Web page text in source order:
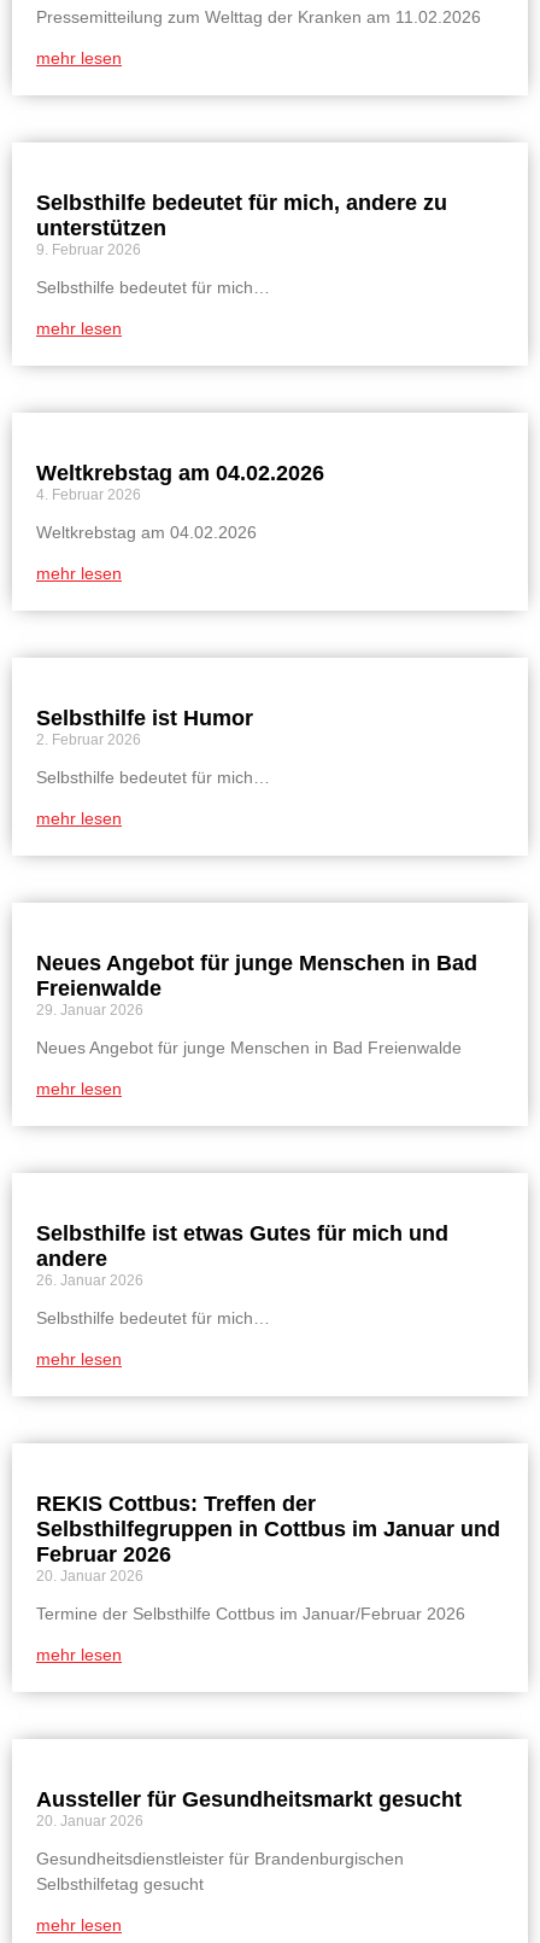
Pressemitteilung zum Welttag der Kranken am 11.02.2026
mehr lesen
Selbsthilfe bedeutet für mich, andere zu
unterstützen
9. Februar 2026
Selbsthilfe bedeutet für mich…
mehr lesen
Weltkrebstag am 04.02.2026
4. Februar 2026
Weltkrebstag am 04.02.2026
mehr lesen
Selbsthilfe ist Humor
2. Februar 2026
Selbsthilfe bedeutet für mich…
mehr lesen
Neues Angebot für junge Menschen in Bad
Freienwalde
29. Januar 2026
Neues Angebot für junge Menschen in Bad Freienwalde
mehr lesen
Selbsthilfe ist etwas Gutes für mich und
andere
26. Januar 2026
Selbsthilfe bedeutet für mich…
mehr lesen
REKIS Cottbus: Treffen der
Selbsthilfegruppen in Cottbus im Januar und
Februar 2026
20. Januar 2026
Termine der Selbsthilfe Cottbus im Januar/Februar 2026
mehr lesen
Aussteller für Gesundheitsmarkt gesucht
20. Januar 2026
Gesundheitsdienstleister für Brandenburgischen
Selbsthilfetag gesucht
mehr lesen